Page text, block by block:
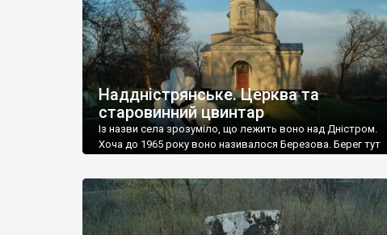
Наддністрянське. Церква та
старовинний цвинтар
Із назви села зрозуміло, що лежить воно над Дністром.
Хоча до 1965 року воно називалося Березова. Берег тут
Наддністрянське відрізняється від більшості навколишніх
сіл. У селі є мурована Михайлівська церква. Точної дати […]